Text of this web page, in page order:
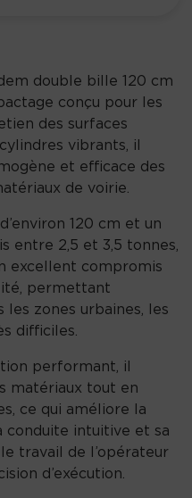
double bille 120 cm
conçu pour les
des surfaces
vibrants, il
et efficace des
de voirie.
120 cm et un
entre 2,5 et 3,5 tonnes,
excellent compromis
permettant
zones urbaines, les
difficiles.
performant, il
matériaux tout en
ce qui améliore la
conduite intuitive et sa
travail de l’opérateur
d’exécution.